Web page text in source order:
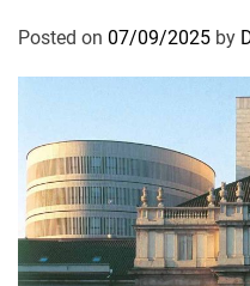
Posted on 07/09/2025 by